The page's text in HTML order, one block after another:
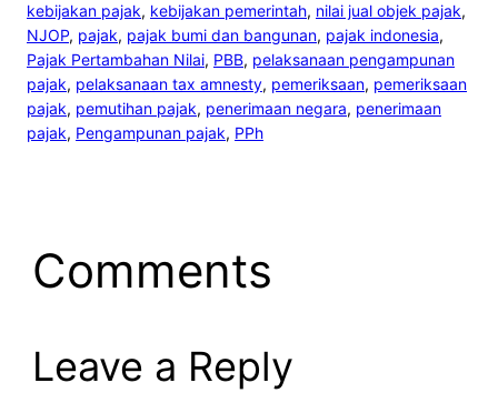
kebijakan pajak, kebijakan pemerintah, nilai jual objek pajak
NJOP, pajak, pajak bumi dan bangunan, pajak indonesia
Pajak Pertambahan Nilai, PBB, pelaksanaan pengampunan
pajak, pelaksanaan tax amnesty, pemeriksaan, pemeriksaan
pajak, pemutihan pajak, penerimaan negara, penerimaan
pajak, Pengampunan pajak, PPh
Comments
Leave a Reply